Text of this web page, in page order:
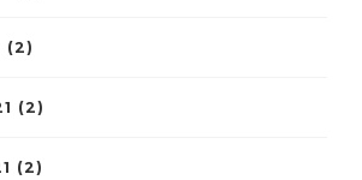
(2)
(2)
(2)